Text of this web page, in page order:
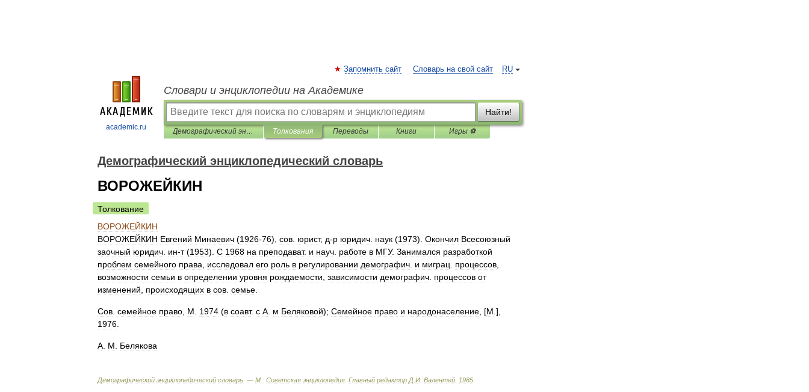
academic.ru
RU
Запомнить сайт Словарь на свой сайт
Словари и энциклопедии на Академике
Найти!
Демографический энциклопедический словарь Толкования Переводы Книги Игры ⚽
Демографический энциклопедический словарь
ВОРОЖЕЙКИН
Толкование
ВОРОЖЕЙКИН
ВОРОЖЕЙКИН Евгений Минаевич (1926-76), сов юрист, д-р юридич наук (1973). Окончил Всесоюзный
заочный юридич ин-т(1953). С 1968 на преподават. и науч работе в МГУ. Занимался разработкой
проблем семейного права исследовал его роль в регулировании демографич и миграц процессов
возможности семьи в определении уровня рождаемости зависимости демографич процессов от
изменений
происходящих в сов семье
Сов семейное право М 1974 (в соавт. с А м Беляковой); Семейное право и народонаселение , [М .],
1976
А М Белякова
Демографический энциклопедический словарь . — М : Советская энциклопедия Главный редактор Д И Валентей 1985